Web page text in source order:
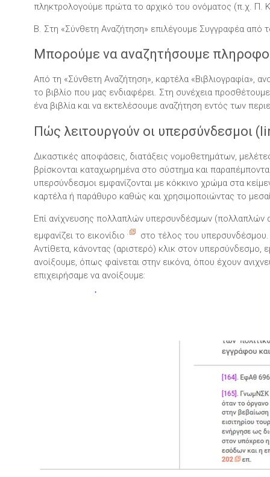
πληκτρολογούμε πρώτα το αρχικό του ονόματος (π.χ. Π.
Β. Στη «Σύνθετη Αναζήτηση» επιλέγουμε Συγγραφέα από
Μπορούμε να αναζητήσουμε
Από τη «Σύνθετη Αναζήτηση», καρτέλα «Βιβλιογραφία»,
το βιβλίο που μας ενδιαφέρει. Στη συνέχεια
ένα βιβλία και να εκτελέσουμε αναζήτηση εντός των
Πώς λειτουργούν οι υπερσύνδεσμοι
Δικαστικές αποφάσεις, διατάξεις νομοθετημάτων,
βρίσκονται καταχωρημένα στο σύστημα και
υπερσύνδεσμοι εμφανίζονται με κόκκινο χρώμα στα
καρτέλα ή παράθυρο καθώς και χρησιμοποιώντας το
Επί ανίχνευσης πολλαπλών υπερσυνδέσμων (πολλαπλών
εμφανίζει το εικονίδιο
στο τέλος του υπερσυνδέσμου.
Αντίθετα, κάνοντας (αριστερό) κλικ στον
ανοίξουμε, όπως φαίνεται στην εικόνα, όπου έχουν
επιχειρήσαμε να ανοίξουμε: